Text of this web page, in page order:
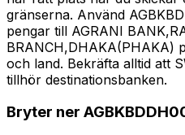
gränserna. Använd
pengar till AGRANI
BRANCH,DHAKA(PHAKA)
och land. Bekräfta alltid att
tillhör destinationsbanken.
Bryter ner